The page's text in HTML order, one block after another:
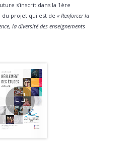
s’inscrit dans la 1ère
projet qui est de « Renforcer la
la diversité des enseignements